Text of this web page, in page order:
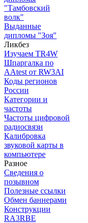
"Тамбовский
волк"
Выданные
дипломы "Зоя"
Ликбез
Изучаем TR4W
Шпаргалка по
AAtest от RW3AI
Коды регионов
России
Категории и
частоты
Частоты цифровой
радиосвязи
Калибровка
звуковой карты в
компьютере
Разное
Сведения о
позывном
Полезные ссылки
Обмен баннерами
Конструкции
RA3RBE